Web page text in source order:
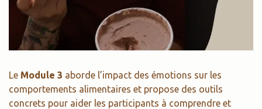
Le Module 3 aborde l’impact des émotions sur les
comportements alimentaires et propose des outils
concrets pour aider les participants à comprendre et